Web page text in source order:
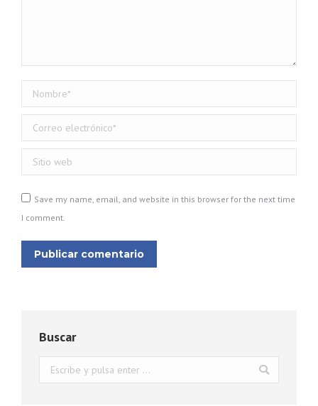
Nombre *
Correo electrónico *
Sitio web
Save my name, email, and website in this browser for the next time
I comment.
Publicar comentario
Buscar
Buscar: